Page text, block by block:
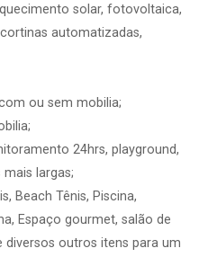
solar, fotovoltaica,
automatizadas,
ou sem mobilia;
24hrs, playground,
largas;
Beach Tênis, Piscina,
Espaço gourmet, salão de
outros itens para um